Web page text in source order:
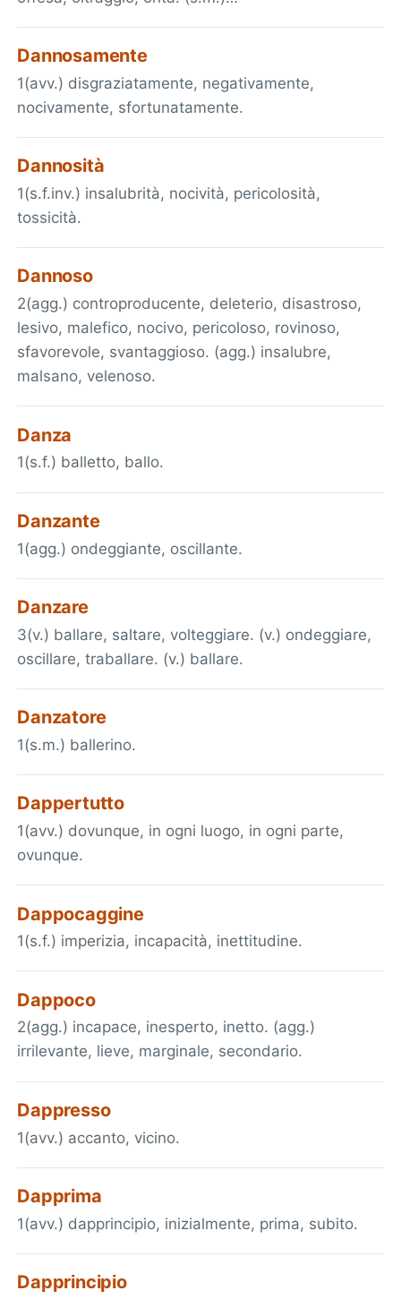
Dannosamente
1(avv.) disgraziatamente, negativamente,
nocivamente, sfortunatamente.
Dannosità
1(s.f.inv.) insalubrità, nocività, pericolosità,
tossicità.
Dannoso
2(agg.) controproducente, deleterio, disastroso,
lesivo, malefico, nocivo, pericoloso, rovinoso,
sfavorevole, svantaggioso. (agg.) insalubre,
malsano, velenoso.
Danza
1(s.f.) balletto, ballo.
Danzante
1(agg.) ondeggiante, oscillante.
Danzare
3(v.) ballare, saltare, volteggiare. (v.) ondeggiare,
oscillare, traballare. (v.) ballare.
Danzatore
1(s.m.) ballerino.
Dappertutto
1(avv.) dovunque, in ogni luogo, in ogni parte,
ovunque.
Dappocaggine
1(s.f.) imperizia, incapacità, inettitudine.
Dappoco
2(agg.) incapace, inesperto, inetto. (agg.)
irrilevante, lieve, marginale, secondario.
Dappresso
1(avv.) accanto, vicino.
Dapprima
1(avv.) dapprincipio, inizialmente, prima, subito.
Dapprincipio